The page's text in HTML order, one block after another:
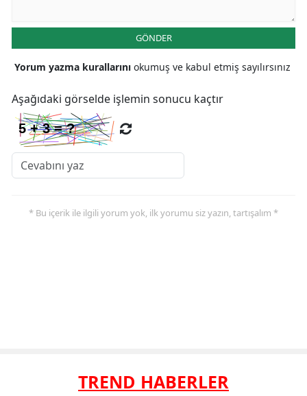
GÖNDER
Yorum yazma kurallarını okumuş ve kabul etmiş sayılırsınız
Aşağıdaki görselde işlemin sonucu kaçtır
* Bu içerik ile ilgili yorum yok, ilk yorumu siz yazın, tartışalım *
TREND HABERLER